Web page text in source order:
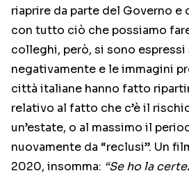
riaprire da parte del Governo
con tutto ciò che possiamo
colleghi, però, si sono
negativamente e le immagini
città italiane hanno fatto
relativo al fatto che c’è il
un’estate, o al massimo il
nuovamente da “reclusi”. Un
2020, insomma: “Se ho la